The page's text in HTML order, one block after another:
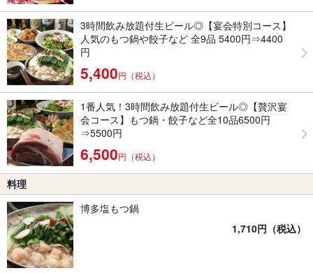
3時間飲み放題付生ビール◎【宴会特別コース】
人気のもつ鍋や餃子など 全9品 5400円⇒4400
円
5,400円（税込）
1番人気！3時間飲み放題付生ビール◎【贅沢宴
会コース】もつ鍋・餃子など全10品6500円
⇒5500円
6,500円（税込）
料理
博多塩もつ鍋
1,710円（税込）